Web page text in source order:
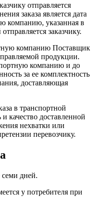
отправляется
заказа является дата
компанию, указанная в
заказчику.
компанию Поставщик
продукции.
компанию и до
за ее комплектность
доставляющая
в транспортной
качество доставленной
нехватки или
перевозчику.
семи дней.
у потребителя при